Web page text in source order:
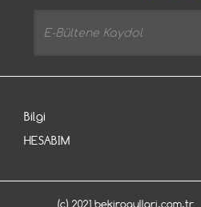
Bilgi
HESABIM
(c) 2021 bekirogullari.com.tr